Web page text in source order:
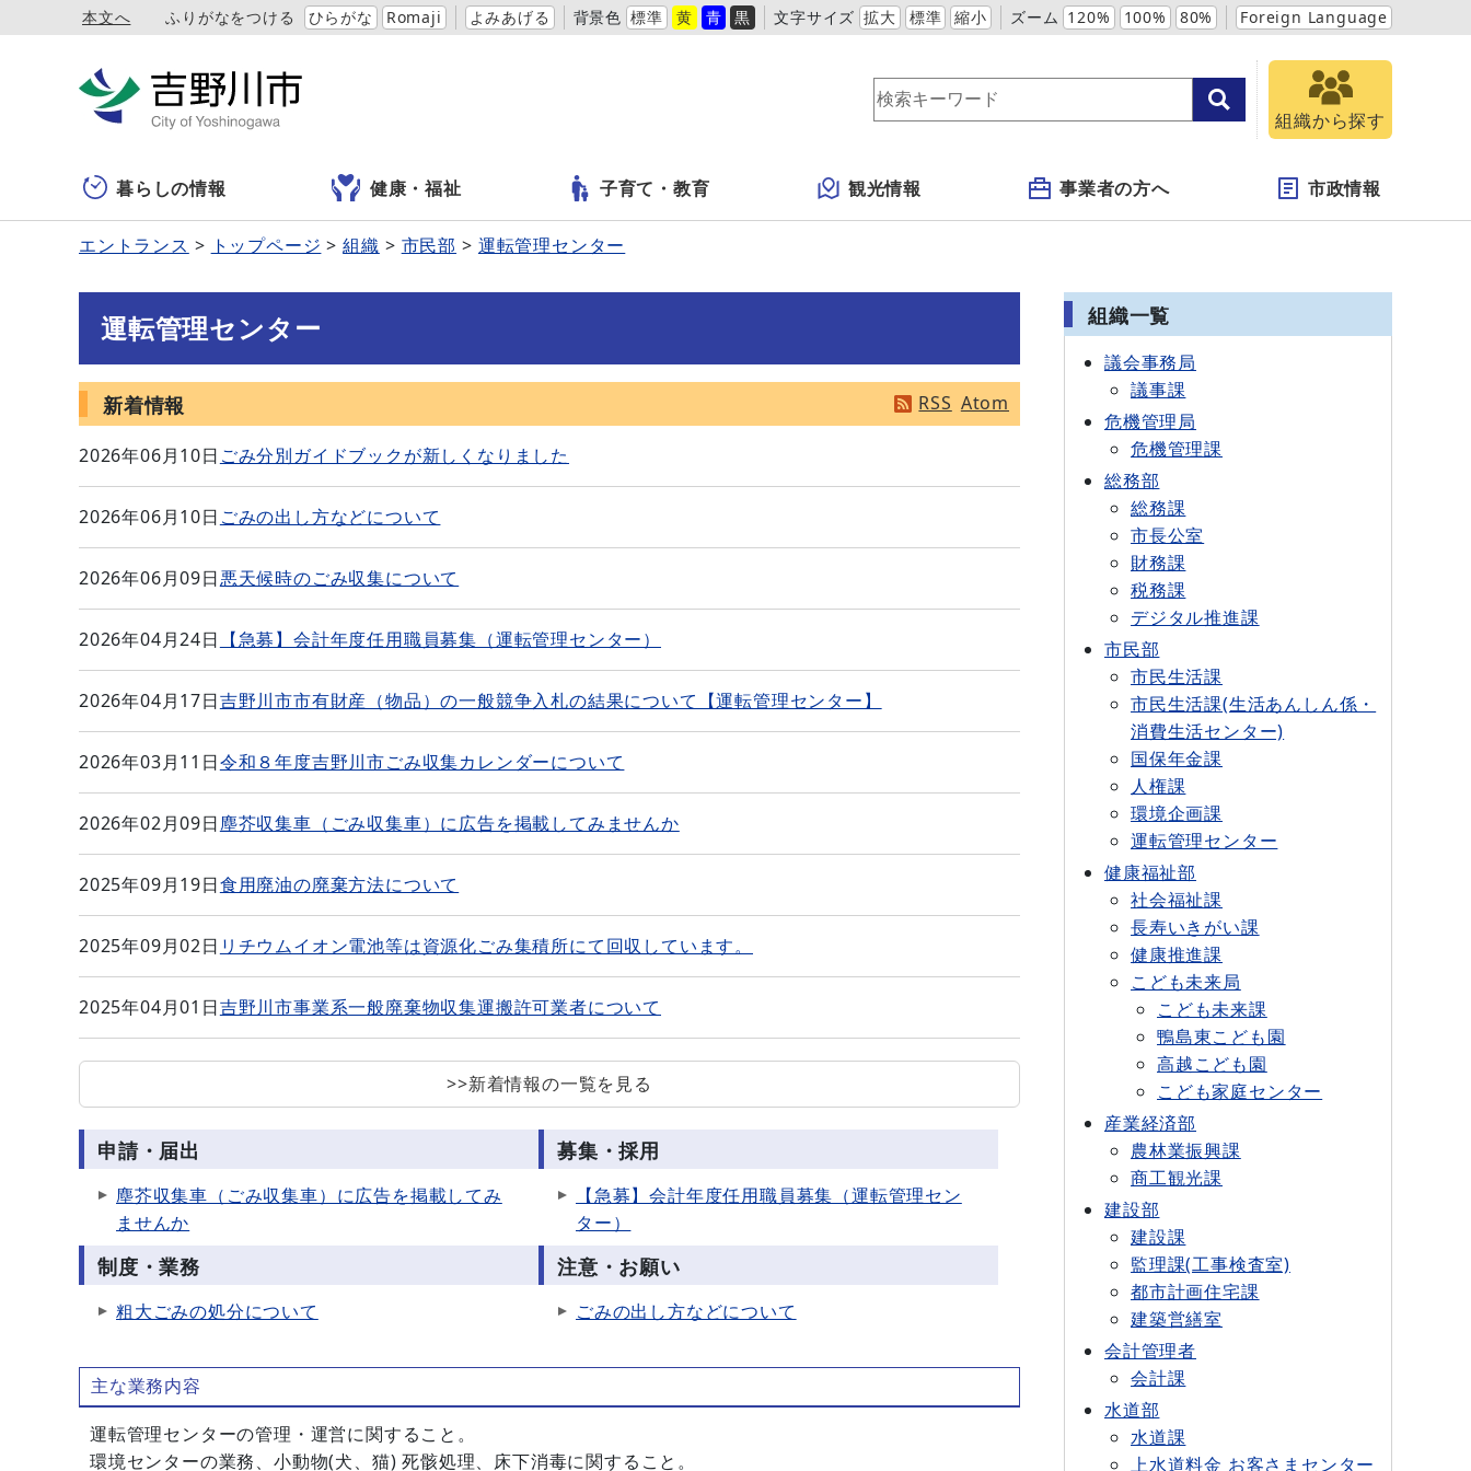
本文へ ふりがなをつける ひらがな Romaji よみあげる 背景色 標準 黄 青 黒 文字サイズ 拡大 標準 縮小 ズーム 120% 100% 80% Foreign Language
組織から探す
暮らしの情報 健康・福祉 子育て・教育 観光情報 事業者の方へ 市政情報
エントランス トップページ 組織 市民部 運転管理センター
運転管理センター
RSS Atom
新着情報
2026年06月10日 ごみ分別ガイドブックが新しくなりました
2026年06月10日 ごみの出し方などについて
2026年06月09日悪天候時のごみ収集について
2026年04月24日 【急募】会計年度任用職員募集（運転管理センター）
2026年04月17日吉野川市市有財産（物品）の一般競争入札の結果について【運転管理センター】
2026年03月11日令和８年度吉野川市ごみ収集カレンダーについて
2026年02月09日塵芥収集車（ごみ収集車）に広告を掲載してみませんか
2025年09月19日食用廃油の廃棄方法について
2025年09月02日 リチウムイオン電池等は資源化ごみ集積所にて回収しています。
2025年04月01日吉野川市事業系一般廃棄物収集運搬許可業者について
>>新着情報の一覧を見る
申請・届出
塵芥収集車（ごみ収集車）に広告を掲載してみ
ませんか
募集・採用
【急募】会計年度任用職員募集（運転管理セン
ター）
制度・業務
粗大ごみの処分について
注意・お願い
ごみの出し方などについて
主な業務内容
運転管理センターの管理・運営に関すること。
環境センターの業務、小動物(犬、猫) 死骸処理、床下消毒に関すること。
組織一覧
議会事務局
議事課
危機管理局
危機管理課
総務部
総務課
市長公室
財務課
税務課
デジタル推進課
市民部
市民生活課
市民生活課(生活あんしん係・
消費生活センター)
国保年金課
人権課
環境企画課
運転管理センター
健康福祉部
社会福祉課
長寿いきがい課
健康推進課
こども未来局
こども未来課
鴨島東こども園
高越こども園
こども家庭センター
産業経済部
農林業振興課
商工観光課
建設部
建設課
監理課(工事検査室)
都市計画住宅課
建築営繕室
会計管理者
会計課
水道部
水道課
上水道料金 お客さまセンター